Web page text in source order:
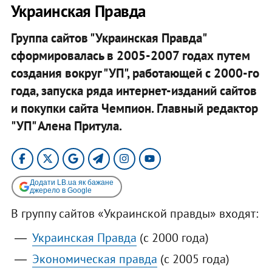
Украинская Правда
Группа сайтов "Украинская Правда"
сформировалась в 2005-2007 годах путем
создания вокруг "УП", работающей с 2000-го
года, запуска ряда интернет-изданий сайтов
и покупки сайта Чемпион. Главный редактор
"УП" Алена Притула.
Додати LB.ua як бажане
джерело в Google
В группу сайтов «Украинской правды» входят:
Украинская Правда (с 2000 года)
Экономическая правда (с 2005 года)